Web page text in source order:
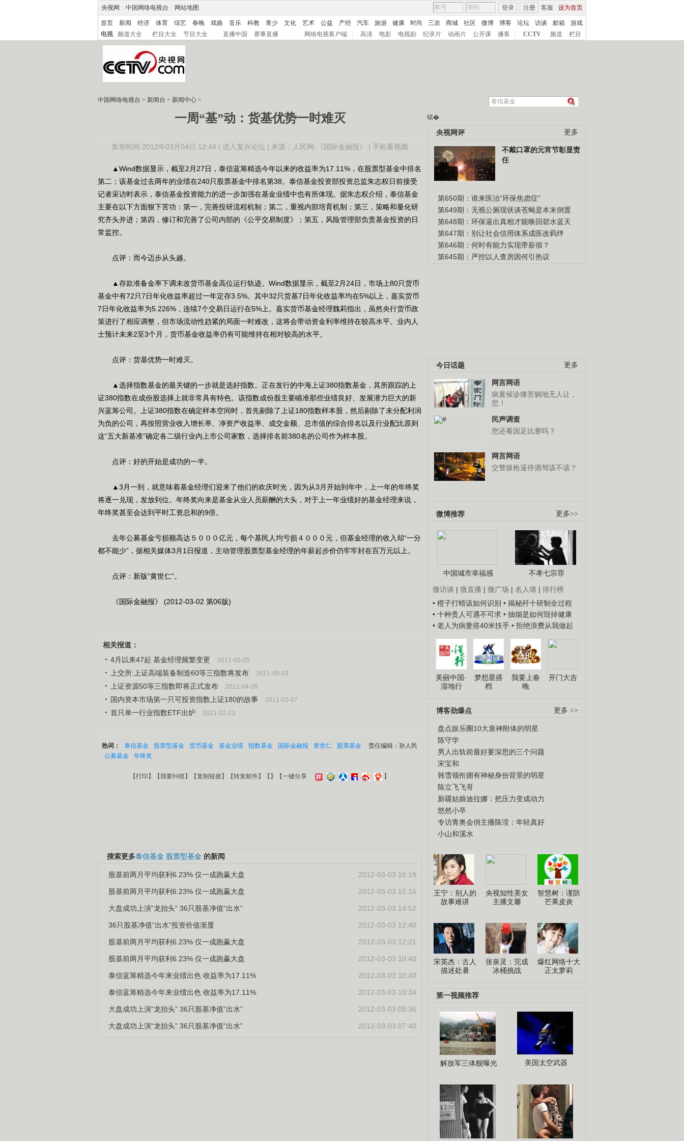
央视网 中国网络电视台 网站地图 客服 设为首页
登录 注册
首页 新闻 经济 体育 综艺 春晚 戏曲 音乐 科教 青少 文化 艺术 公益 产经 汽车 旅游 健康 时尚 三农 商城 社区 微博 博客 论坛 访谈 邮箱
游戏
电视
频道大全 栏目大全 节目大全 直播中国 赛事直播 网络电视客户端 高清 电影 电视剧 纪录片 动画片 公开课 播客 CCTV 频道 栏目
中国网络电视台 > 新闻台 > 新闻中心 >
一周“基”动：货基优势一时难灭
发布时间:2012年03月04日 12:44 | 进入复兴论坛 | 来源：人民网-《国际金融报》 | 手机看视频
锘�
更多
央视网评
不戴口罩的元宵节彰显责
任
第650期：谁来医治“环保焦虑症”
第649期：无视公厕现状谈苍蝇是本末倒置
第648期：环保逼出真相才能唤回碧水蓝天
第647期：别让社会信用体系成医改羁绊
第646期：何时有能力实现带薪假？
第645期：严控以人查房因何引热议
更多
今日话题
网言网语
病童候诊痛苦躺地无人让，
悲！
民声调查
您还看国足比赛吗？
网言网语
交警拔枪逼停酒驾该不该？
更多>>
微博推荐
中国城市幸福感
不孝七宗罪
微访谈 | 微直播 | 微广场 | 名人墙 | 排行榜
• 橙子打蜡该如何识别 • 揭秘歼十研制全过程
• 十种贵人可遇不可求 • 抽烟是如何毁掉健康
• 老人为病妻搭40米扶手 • 拒绝浪费从我做起
美丽中国·
湿地行
梦想星搭
档
我要上春
晚
开门大吉
更多 >>
博客劲爆点
盘点娱乐圈10大衰神附体的明星
陈守学
男人出轨前最好要深思的三个问题
宋宝和
韩雪领衔拥有神秘身份背景的明星
陈立飞飞哥
新疆姑娘迪拉娜：把压力变成动力
悠然小卒
专访青奥会俏主播陈滢：年轻真好
小山和溪水
王宁：别人的
故事难讲
央视知性美女
主播文馨
智慧树：谨防
芒果皮炎
宋英杰：古人
描述处暑
张泉灵：完成
冰桶挑战
爆红网络十大
正太萝莉
第一视频推荐
解放军三体舰曝光 美国太空武器
▲Wind数据显示，截至2月27日，泰信蓝筹精选今年以来的收益率为17.11%，在股票型基金中排名
第二；该基金过去两年的业绩在240只股票基金中排名第38。泰信基金投资部投资总监朱志权日前接受
记者采访时表示，泰信基金投资能力的进一步加强在基金业绩中也有所体现。据朱志权介绍，泰信基金
主要在以下方面狠下苦功：第一，完善投研流程机制；第二，重视内部培育机制；第三，策略和量化研
究齐头并进；第四，修订和完善了公司内部的《公平交易制度》；第五，风险管理部负责基金投资的日
常监控。
点评：而今迈步从头越。
▲存款准备金率下调未改货币基金高位运行轨迹。Wind数据显示，截至2月24日，市场上80只货币
基金中有72只7日年化收益率超过一年定存3.5%。其中32只货基7日年化收益率均在5%以上，嘉实货币
7日年化收益率为5.226%，连续7个交易日运行在5%上。嘉实货币基金经理魏莉指出，虽然央行货币政
策进行了相应调整，但市场流动性趋紧的局面一时难改，这将会带动资金利率维持在较高水平。业内人
士预计未来2至3个月，货币基金收益率仍有可能维持在相对较高的水平。
点评：货基优势一时难灭。
▲选择指数基金的最关键的一步就是选好指数。正在发行的中海上证380指数基金，其所跟踪的上
证380指数在成份股选择上就非常具有特色。该指数成份股主要瞄准那些业绩良好、发展潜力巨大的新
兴蓝筹公司。上证380指数在确定样本空间时，首先剔除了上证180指数样本股，然后剔除了未分配利润
为负的公司，再按照营业收入增长率、净资产收益率、成交金额、总市值的综合排名以及行业配比原则
这“五大新基准”确定各二级行业内上市公司家数，选择排名前380名的公司作为样本股。
点评：好的开始是成功的一半。
▲3月一到，就意味着基金经理们迎来了他们的欢庆时光，因为从3月开始到年中，上一年的年终奖
将逐一兑现，发放到位。年终奖向来是基金从业人员薪酬的大头，对于上一年业绩好的基金经理来说，
年终奖甚至会达到平时工资总和的9倍。
去年公募基金亏损额高达５０００亿元，每个基民人均亏损４０００元，但基金经理的收入却“一分
都不能少”，据相关媒体3月1日报道，主动管理股票型基金经理的年薪起步价仍牢牢封在百万元以上。
点评：新版“黄世仁”。
《国际金融报》 (2012-03-02 第06版)
相关报道：
4月以来47起 基金经理频繁变更
2011-05-05
上交所:上证高端装备制造60等三指数将发布 2011-05-03
上证资源50等三指数即将正式发布 2011-04-26
国内资本市场第一只可投资指数上证180的故事 2011-03-07
首只单一行业指数ETF出炉 2011-02-23
责任编辑：孙人民
热词： 泰信基金 股票型基金 货币基金 基金业绩 指数基金 国际金融报 黄世仁
股票基金
公募基金
年终奖
【打印 】【我要纠错】【复制链接】【转发邮件】【 】 【一键分享 】
搜索更多泰信基金 股票型基金 的新闻
2012-03-03 18:19
股基前两月平均获利6.23% 仅一成跑赢大盘
2012-03-03 15:16
股基前两月平均获利6.23% 仅一成跑赢大盘
2012-03-03 14:52
大盘成功上演“龙抬头” 36只股基净值“出水”
2012-03-03 12:40
36只股基净值“出水”投资价值渐显
2012-03-03 12:21
股基前两月平均获利6.23% 仅一成跑赢大盘
2012-03-03 10:40
股基前两月平均获利6.23% 仅一成跑赢大盘
2012-03-03 10:40
泰信蓝筹精选今年来业绩出色 收益率为17.11%
2012-03-03 10:34
泰信蓝筹精选今年来业绩出色 收益率为17.11%
2012-03-03 08:36
大盘成功上演“龙抬头” 36只股基净值“出水”
2012-03-03 07:40
大盘成功上演“龙抬头” 36只股基净值“出水”